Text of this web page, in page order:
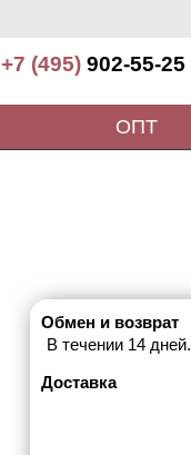
+7 (495) 902-55-25
ОПТ
Обмен и возврат
В течении 14 дней.
Доставка